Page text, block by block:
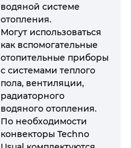
водяной системе
отопления.
Могут использоваться
как вспомогательные
отопительные приборы
с системами теплого
пола, вентиляции,
радиаторного
водяного отопления.
По необходимости
конвекторы Techno